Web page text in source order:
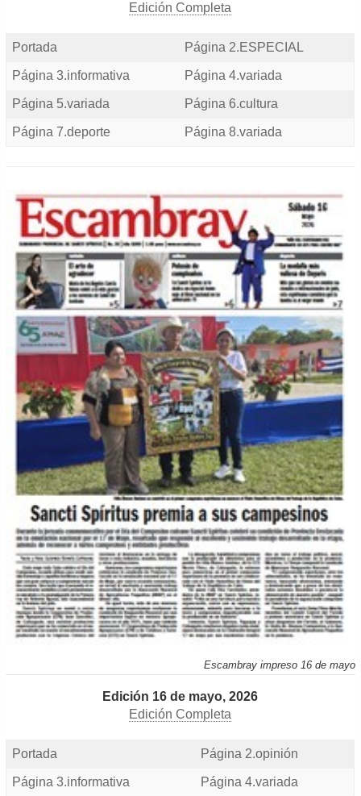
Edición Completa
Portada Página 2.ESPECIAL
Página 3.informativa Página 4.variada
Página 5.variada Página 6.cultura
Página 7.deporte Página 8.variada
Escambray impreso 16 de mayo
Edición 16 de mayo, 2026
Edición Completa
Portada Página 2.opinión
Página 3.informativa Página 4.variada